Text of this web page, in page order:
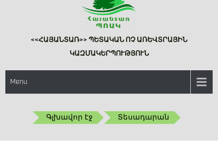
<<ՀԱՅԱՆՏԱՌ>> ՊԵՏԱԿԱՆ ՈՉ ԱՌԵՎՏՐԱՅԻՆ
ԿԱԶՄԱԿԵՐՊՈՒԹՅՈՒՆ
Menu
Գլխավոր էջ Տեսադարան